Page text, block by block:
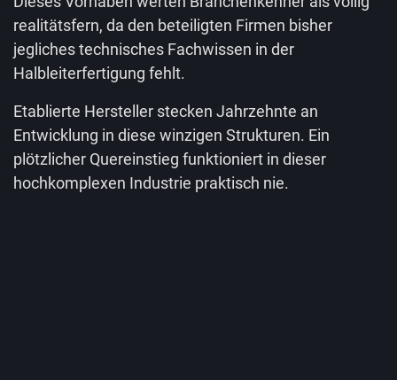
realitätsfern, da den beteiligten Firmen bisher
jegliches technisches Fachwissen in der
Halbleiterfertigung fehlt.
Etablierte Hersteller stecken Jahrzehnte an
Entwicklung in diese winzigen Strukturen. Ein
plötzlicher Quereinstieg funktioniert in dieser
hochkomplexen Industrie praktisch nie.